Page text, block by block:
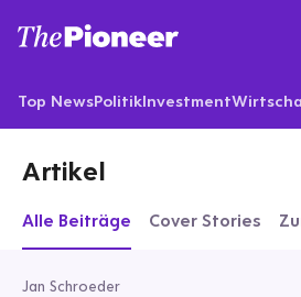
Top NewsPolitikInvestment
Artikel
Alle Beiträge Cover Stories
Jan Schroeder